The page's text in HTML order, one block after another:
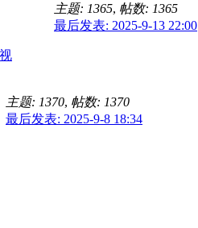
主题: 1365, 帖数: 1365
最后发表: 2025-9-13 22:00
主题: 1370, 帖数: 1370
最后发表: 2025-9-8 18:34